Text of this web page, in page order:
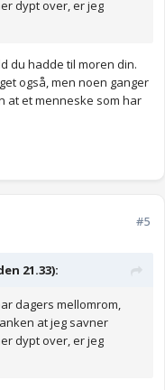
dypt over, er jeg
du hadde til moren din.
også, men noen ganger
at et menneske som har
#5
21.33):
dagers mellomrom,
at jeg savner
dypt over, er jeg